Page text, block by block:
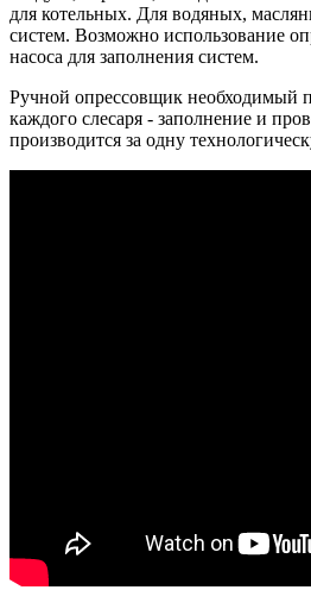
для котельных. Для водяных,
систем. Возможно использование
насоса для заполнения систем.
Ручной опрессовщик необходимый
каждого слесаря - заполнение и
производится за одну